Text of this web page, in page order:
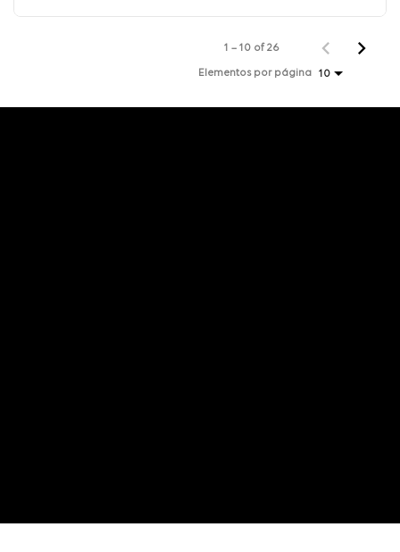
Elementos por página 10
1 – 10 of 26